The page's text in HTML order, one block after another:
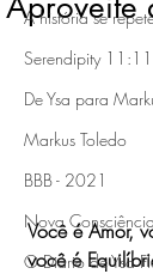
A história se
Serendipity 11:11
De Ysa para
Markus Toledo
BBB - 2021
Nova
O Diário de Ysa
Você é Amor,
você é